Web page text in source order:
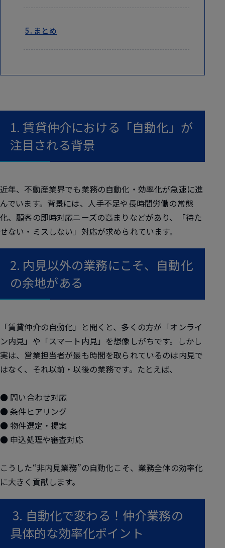
5. まとめ
1. 賃貸仲介における「自動化」が
注目される背景
近年、不動産業界でも業務の自動化・効率化が急速に進
んでいます。背景には、人手不足や長時間労働の常態
化、顧客の即時対応ニーズの高まりなどがあり、「待た
せない・ミスしない」対応が求められています。
2. 内見以外の業務にこそ、自動化
の余地がある
「賃貸仲介の自動化」と聞くと、多くの方が「オンライ
ン内見」や「スマート内見」を想像しがちです。しかし
実は、営業担当者が最も時間を取られているのは内見で
はなく、それ以前・以後の業務です。たとえば、
● 問い合わせ対応
● 条件ヒアリング
● 物件選定・提案
● 申込処理や審査対応
こうした“非内見業務”の自動化こそ、業務全体の効率化
に大きく貢献します。
3. 自動化で変わる！仲介業務の
具体的な効率化ポイント